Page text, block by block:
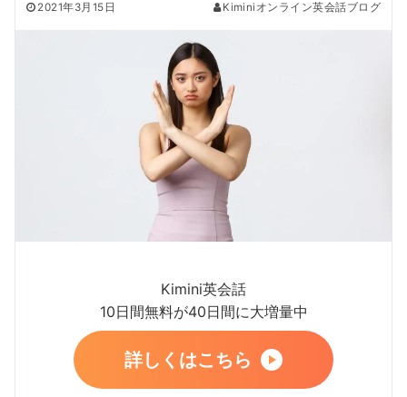
2021年3月15日 Kiminiオンライン英会話ブログ
Kimini英会話
10日間無料が40日間に大増量中
詳しくはこちら